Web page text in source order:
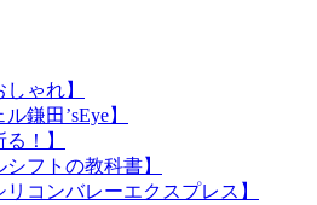
ゃれ】
鎌田’sEye】
！】
フトの教科書】
コンバレーエクスプレス】